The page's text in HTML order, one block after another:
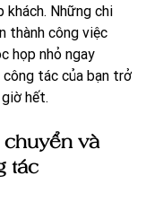
khách. Những chi
thành công việc
họp nhỏ ngay
công tác của bạn trở
hết.
chuyển và
tác